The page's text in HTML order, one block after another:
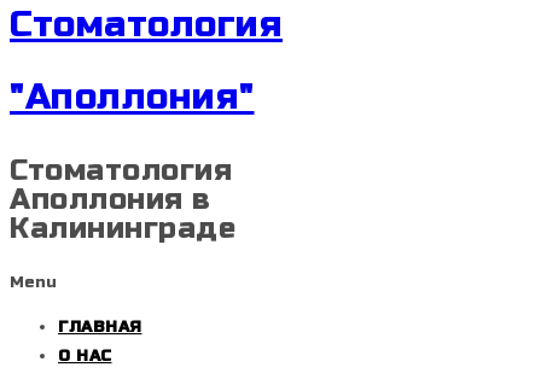
Стоматология
"Аполлония"
Стоматология
Аполлония в
Калининграде
Menu
ГЛАВНАЯ
О НАС